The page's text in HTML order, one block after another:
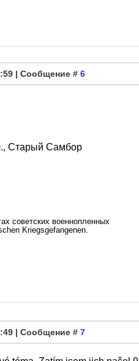
| Сообщение # 6
Старый Самбор
советских военнопленных
Kriegsgefangenen.
| Сообщение # 7